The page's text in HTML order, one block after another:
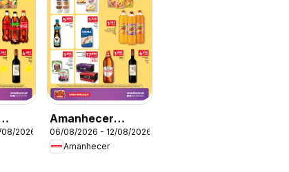
2026
Amanhecer
Folheto
06/08/2026 - 12/08/2026
Amanhecer